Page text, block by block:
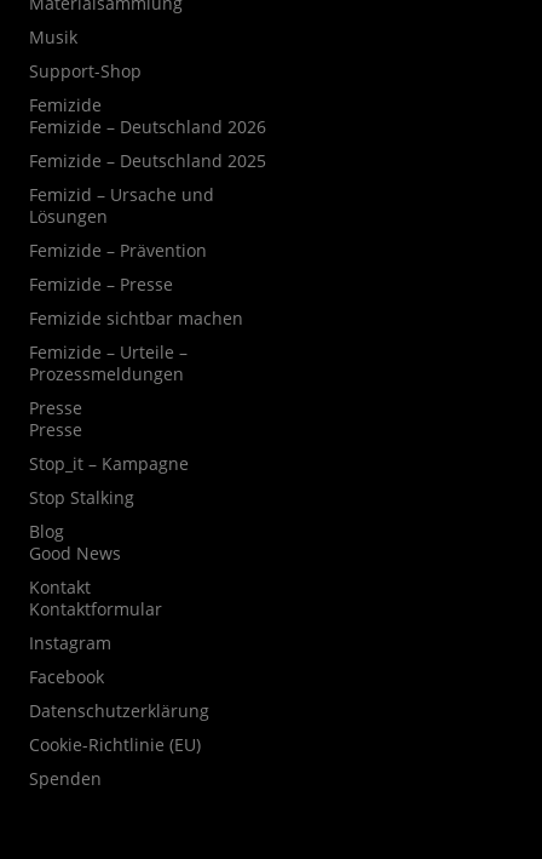
Musik
Support-Shop
Femizide
Femizide – Deutschland 2026
Femizide – Deutschland 2025
Femizid – Ursache und
Lösungen
Femizide – Prävention
Femizide – Presse
Femizide sichtbar machen
Femizide – Urteile –
Prozessmeldungen
Presse
Presse
Stop_it – Kampagne
Stop Stalking
Blog
Good News
Kontakt
Kontaktformular
Instagram
Facebook
Datenschutzerklärung
Cookie-Richtlinie (EU)
Spenden